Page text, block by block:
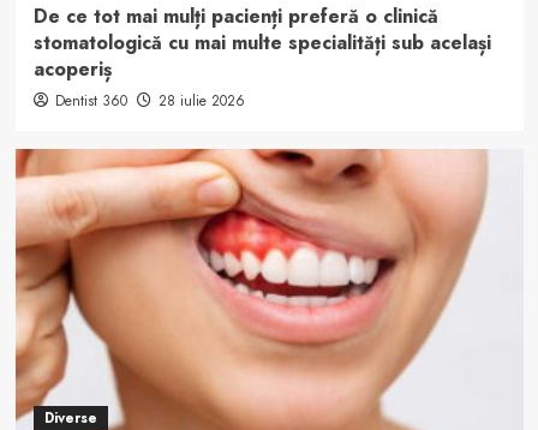
De ce tot mai mulți pacienți preferă o clinică
stomatologică cu mai multe specialități sub același
acoperiș
Dentist 360 28 iulie 2026
Diverse